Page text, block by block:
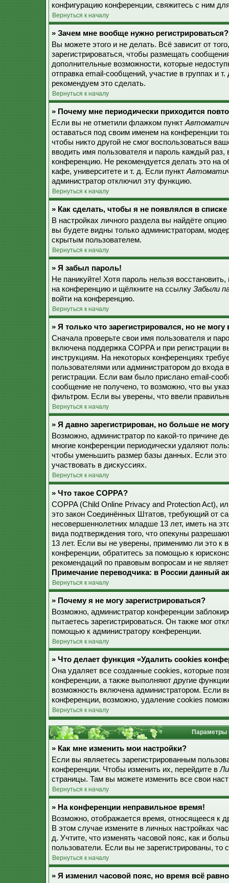
конфигурацию конференции, свяжитесь с ним
Вернуться к началу
» Зачем мне вообще нужно регистрироваться?
Вы можете этого и не делать. Всё зависит от
зарегистрироваться, чтобы размещать
дополнительные возможности, которые
отправка email-сообщений, участие в группах и
рекомендуем это сделать.
Вернуться к началу
» Почему мне периодически приходится
Если вы не отметили флажком пункт
оставаться под своим именем на конференции
чтобы никто другой не смог воспользоваться
вводить имя пользователя и пароль каждый
конференцию. Не рекомендуется делать это на
кафе, университете и т. д. Если пункт
администратор отключил эту функцию.
Вернуться к началу
» Как сделать, чтобы я не появлялся в
В настройках личного раздела вы найдёте опцию
вы будете видны только администраторам,
скрытым пользователем.
Вернуться к началу
» Я забыл пароль!
Не паникуйте! Хотя пароль нельзя
на конференцию и щёлкните на ссылку Забыли
войти на конференцию.
Вернуться к началу
» Я только что зарегистрировался, но не могу
Сначала проверьте свои имя пользователя и
включена поддержка COPPA и при регистрации
инструкциям. На некоторых конференциях
пользователями или администратором до
регистрации. Если вам было прислано email-
сообщение не получено, то возможно, что вы
фильтром. Если вы уверены, что ввели
Вернуться к началу
» Я давно зарегистрирован, но больше не
Возможно, администратор по какой-то причине
многие конференции периодически удаляют
чтобы уменьшить размер базы данных. Если это
участвовать в дискуссиях.
Вернуться к началу
» Что такое COPPA?
COPPA (Child Online Privacy and Protection Act),
это закон Соединённых Штатов, требующий от
несовершеннолетних младше 13 лет, иметь на
вида подтверждения того, что опекуны
13 лет. Если вы не уверены, применимо ли это к
конференции, обратитесь за помощью к
рекомендаций по правовым вопросам и не
Примечание переводчика: в России данный
Вернуться к началу
» Почему я не могу зарегистрироваться?
Возможно, администратор конференции
пытаетесь зарегистрироваться. Он также мог
помощью к администратору конференции.
Вернуться к началу
» Что делает функция «Удалить cookies
Она удаляет все созданные cookies, которые
конференции, а также выполняют другие
возможность включена администратором. Если
конференции, возможно, удаление cookies
Вернуться к началу
Параметры
» Как мне изменить мои настройки?
Если вы являетесь зарегистрированным
конференции. Чтобы изменить их, перейдите в
страницы. Там вы можете изменить все свои
Вернуться к началу
» На конференции неправильное время!
Возможно, отображается время, относящееся к
В этом случае измените в личных настройках
д. Учтите, что изменять часовой пояс, как и
пользователи. Если вы не зарегистрированы, то
Вернуться к началу
» Я изменил часовой пояс, но время всё